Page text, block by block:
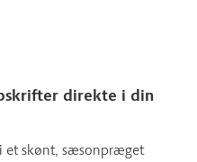
direkte i din
et skønt, sæsonpræget